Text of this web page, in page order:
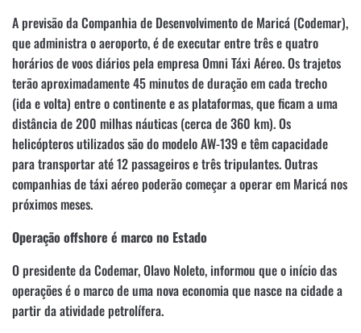
A previsão da Companhia de Desenvolvimento de Maricá (Codemar),
que administra o aeroporto, é de executar entre três e quatro
horários de voos diários pela empresa Omni Táxi Aéreo. Os trajetos
terão aproximadamente 45 minutos de duração em cada trecho
(ida e volta) entre o continente e as plataformas, que ficam a uma
distância de 200 milhas náuticas (cerca de 360 km). Os
helicópteros utilizados são do modelo AW-139 e têm capacidade
para transportar até 12 passageiros e três tripulantes. Outras
companhias de táxi aéreo poderão começar a operar em Maricá nos
próximos meses.
Operação offshore é marco no Estado
O presidente da Codemar, Olavo Noleto, informou que o início das
operações é o marco de uma nova economia que nasce na cidade a
partir da atividade petrolífera.